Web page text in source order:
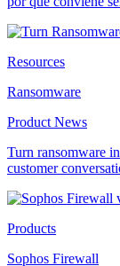
Resources
Ransomware
Product News
Turn ransomware
customer
Products
Sophos Firewall